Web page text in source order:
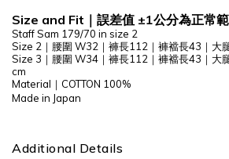
Size and Fit｜誤差值 ±1公分為正常
Staff Sam 179/70 in size 2
Size 2｜腰圍 W32 ｜褲長112｜ 褲襠長43 ｜大
Size 3｜腰圍 W34 ｜褲長112｜ 褲襠長43 ｜大
cm
Material ｜ COTTON 100%
Made in Japan
Additional Details